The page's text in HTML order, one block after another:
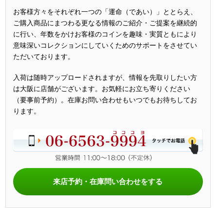
お客様方々をそれぞれ一つの「運命（であい）」ととらえ、
ご購入商品にまつわる更なる情報のご紹介・ご提案を継続的
に行い、年数をかけお客様のコインを趣味・実質ともにより
意味深いコレクションにしていくためのサポートをさせてい
ただいております。
入荷は随時アップロードされますが、情報を先取りしたい方
は大阪に店舗がございます。お気軽にお立ち寄りください
（要事前予約）。在庫お問い合わせもいつでもお待ちしてお
ります。
来店予約・在庫問い合わせをする